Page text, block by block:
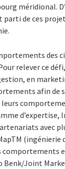
méridional.
de ces
des
relever ce
en
afin de
d’expertise,
avec
(ingénierie
comportements
Benk/Joint